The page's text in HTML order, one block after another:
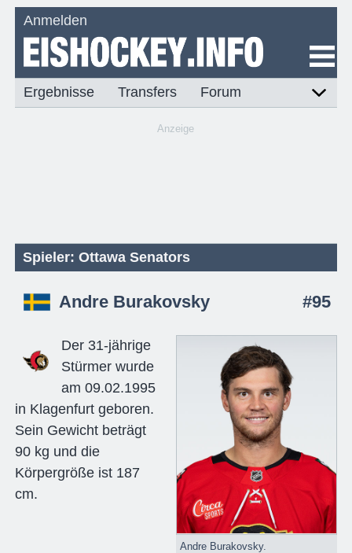
Anmelden
Ergebnisse Transfers Forum
Anzeige
Spieler: Ottawa Senators
Andre Burakovsky #95
Andre Burakovsky.
Der 31-jährige
Stürmer wurde
am 09.02.1995
in Klagenfurt geboren.
Sein Gewicht beträgt
90 kg und die
Körpergröße ist 187
cm.